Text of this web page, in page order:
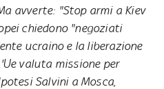
avverte: "Stop armi a Kiev
chiedono "negoziati
ucraino e la liberazione
valuta missione per
Salvini a Mosca,